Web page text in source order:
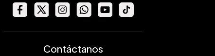
Contáctanos